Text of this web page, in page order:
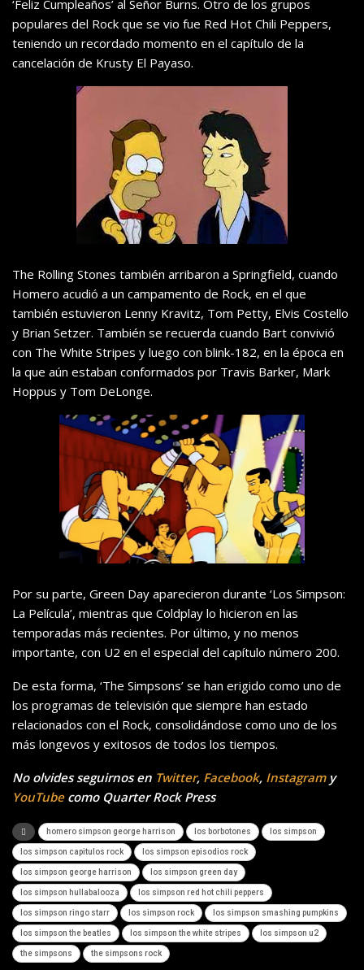
‘Feliz Cumpleaños’ al Señor Burns. Otro de los grupos
populares del Rock que se vio fue Red Hot Chili Peppers,
teniendo un recordado momento en el capítulo de la
cancelación de Krusty El Payaso.
The Rolling Stones también arribaron a Springfield, cuando
Homero acudió a un campamento de Rock, en el que
también estuvieron Lenny Kravitz, Tom Petty, Elvis Costello
y Brian Setzer. También se recuerda cuando Bart convivió
con The White Stripes y luego con blink-182, en la época en
la que aún estaban conformados por Travis Barker, Mark
Hoppus y Tom DeLonge.
Por su parte, Green Day aparecieron durante ‘Los Simpson:
La Película’, mientras que Coldplay lo hicieron en las
temporadas más recientes. Por último, y no menos
importante, con U2 en el especial del capítulo número 200.
De esta forma, ‘The Simpsons’ se han erigido como uno de
los programas de televisión que siempre han estado
relacionados con el Rock, consolidándose como uno de los
más longevos y exitosos de todos los tiempos.
No olvides seguirnos en Twitter, Facebook, Instagramy
YouTubecomo Quarter Rock Press
homero simpson george harrison los borbotones los simpson
los simpson capitulos rock los simpson episodios rock
los simpson george harrison los simpson green day
los simpson hullabalooza los simpson red hot chili peppers
los simpson ringo starr los simpson rock los simpson smashing pumpkins
los simpson the beatles los simpson the white stripes los simpson u2
the simpsons the simpsons rock